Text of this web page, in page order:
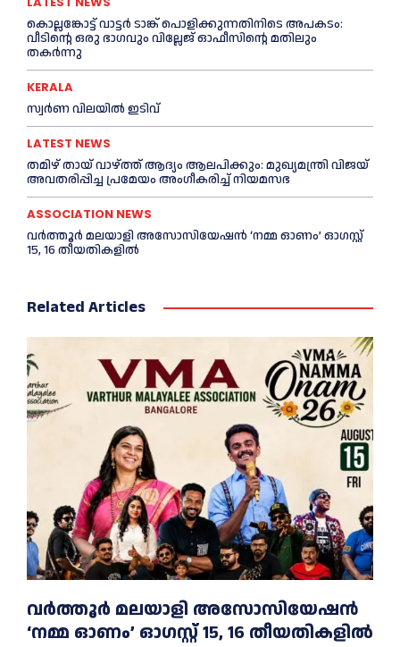
കൊല്ലങ്കോട്ട് വാട്ടര്‍ ടാങ്ക് പൊളിക്കുന്നതിനിടെ അപകടം:
വീടിന്റെ ഒരു ഭാഗവും വില്ലേജ് ഓഫീസിന്റെ മതിലും
തകര്‍ന്നു
KERALA
സ്വ‍‍ർണ വിലയില്‍ ഇടിവ്
LATEST NEWS
തമിഴ് തായ് വാഴ്ത്ത് ആദ്യം ആലപിക്കും: മുഖ്യമന്ത്രി വിജയ്
അവതരിപ്പിച്ച പ്രമേയം അംഗീകരിച്ച്‌ നിയമസഭ
ASSOCIATION NEWS
വർത്തൂർ മലയാളി അസോസിയേഷന്‍ ‘നമ്മ ഓണം’ ഓഗസ്റ്റ്
15, 16 തീയതികളിൽ
Related Articles
വർത്തൂർ മലയാളി അസോസിയേഷന്‍
‘നമ്മ ഓണം’ ഓഗസ്റ്റ് 15, 16 തീയതികളിൽ